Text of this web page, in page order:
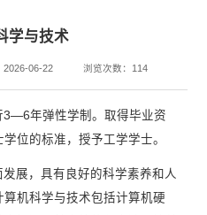
学与技术
2026-06-22 浏览次数： 114
3—6年弹性学制。取得毕业资
位的标准，授予工学学士。
展，具有良好的科学素养和人
机科学与技术包括计算机硬